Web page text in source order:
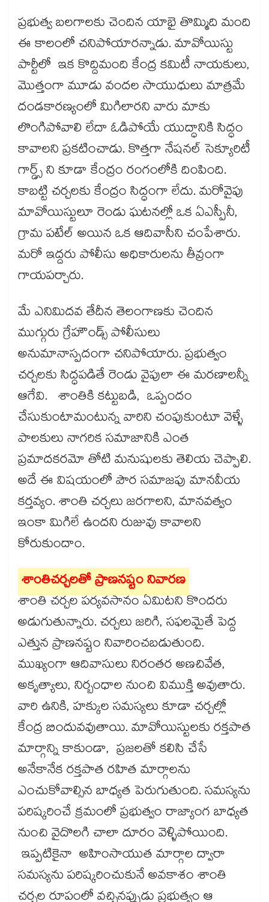
ప్రభుత్వ బలగాలకు చెందిన యాభై తొమ్మిది మంది
ఈ కాలంలో చనిపోయారన్నాడు. మావోయిస్టు
పార్టీలో ఇక కొద్దిమంది కేంద్ర కమిటీ నాయకులు,
మొత్తంగా మూడు వందల సాయుధులు మాత్రమే
దండకారణ్యంలో మిగిలారని వారు మాకు
లొంగిపోవాలి లేదా ఓడిపోయే యుద్ధానికి సిద్ధం
కావాలని ప్రకటించాడు. కొత్తగా నేషనల్ సెక్యూరిటీ
గార్డ్స్ ని కూడా కేంద్రం రంగంలోకి దింపింది.
కాబట్టి చర్చలకు కేంద్రం సిద్ధంగా లేదు. మరోవైపు
మావోయిస్టులూ రెండు ఘటనల్లో ఒక ఏఎస్పీనీ,
గ్రామ పటేల్ అయిన ఒక ఆదివాసీని చంపేశారు.
మరో ఇద్దరు పోలీసు అధికారులను తీవ్రంగా
గాయపర్చారు.
మే ఎనిమిదవ తేదీన తెలంగాణకు చెందిన
ముగ్గురు గ్రేహౌండ్స్ పోలీసులు
అనుమానాస్పదంగా చనిపోయారు. ప్రభుత్వం
చర్చలకు సిద్ధపడితే రెండు వైపులా ఈ మరణాలన్నీ
ఆగేవి. శాంతికి కట్టుబడి, ఒప్పందం
చేసుకుంటామంటున్న వారిని చంపుకుంటూ వెళ్ళే
పాలకులు నాగరిక సమాజానికి ఎంత
ప్రమాదకరమో తోటి మనుషులకు తెలియ చెప్పాలి.
అదే ఈ విషయంలో పౌర సమాజపు మానవీయ
కర్తవ్యం. శాంతి చర్చలు జరగాలని, మానవత్వం
ఇంకా మిగిలే ఉందని రుజువు కావాలని
కోరుకుందాం.
శాంతిచర్చలతో ప్రాణనష్టం నివారణ
శాంతి చర్చల పర్యవసానం ఏమిటని కొందరు
అడుగుతున్నారు. చర్చలు జరిగి, సఫలమైతే పెద్ద
ఎత్తున ప్రాణనష్టం నివారించబడుతుంది.
ముఖ్యంగా ఆదివాసులు నిరంతర అణచివేత,
అకృత్యాలు, నిర్బంధాల నుంచి విముక్తి అవుతారు.
వారి ఉనికి, హక్కుల సమస్యలు కూడా చర్చల్లో
కేంద్ర బిందువవుతాయి. మావోయిస్టులకు రక్తపాత
మార్గాన్ని కాకుండా, ప్రజలతో కలిసి చేసే
అనేకానేక రక్తపాత రహిత మార్గాలను
ఎంచుకోవాల్సిన బాధ్యత పెరుగుతుంది. సమస్యను
పరిష్కరించే క్రమంలో ప్రభుత్వం రాజ్యాంగ బాధ్యత
నుంచి వైదొలగి చాలా దూరం వెళ్ళిపోయింది.
ఇప్పటికైనా అహింసాయుత మార్గాల ద్వారా
సమస్యను పరిష్కరించుకునే అవకాశం శాంతి